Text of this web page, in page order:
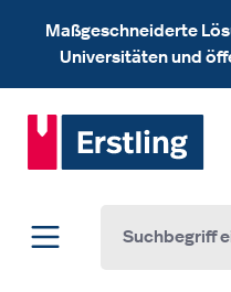
Zum Hauptinhalt springen
Maßgeschneiderte
Universitäten und